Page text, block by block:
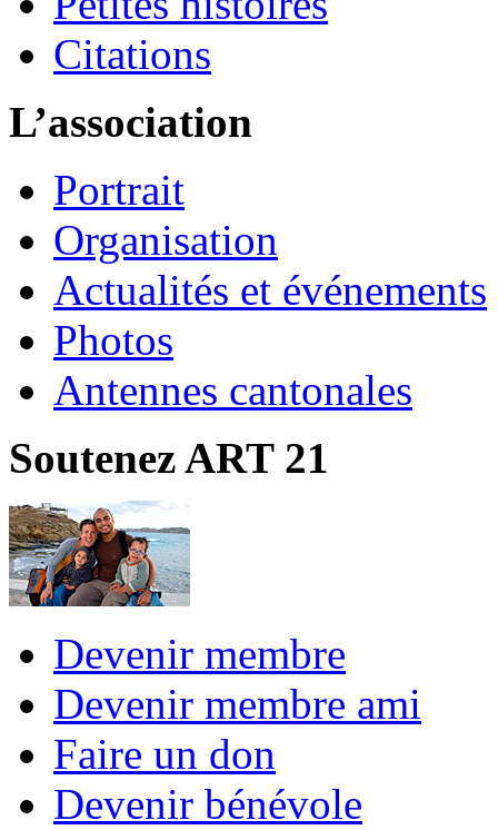
Citations
L’association
Portrait
Organisation
Actualités et événements
Photos
Antennes cantonales
Soutenez ART 21
Devenir membre
Devenir membre ami
Faire un don
Devenir bénévole